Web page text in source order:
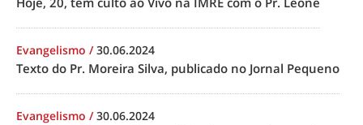
Evangelismo /30.06.2024
Texto do Pr. Moreira Silva, publicado no Jornal Pequeno
Evangelismo /30.06.2024